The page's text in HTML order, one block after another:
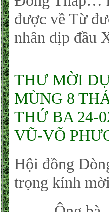
được về Từ
nhân dịp đầu
THƯ MỜI
MÙNG 8
THỨ BA 24-
VŨ-VÕ
Hội đồng
trọng kính